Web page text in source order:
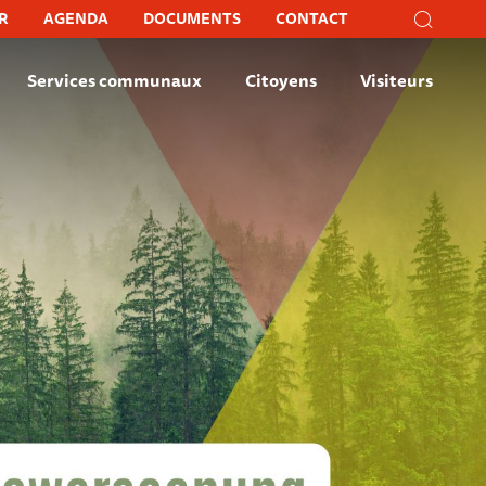
AGENDA DOCUMENTS CONTACT
Services communaux Citoyens Visiteurs